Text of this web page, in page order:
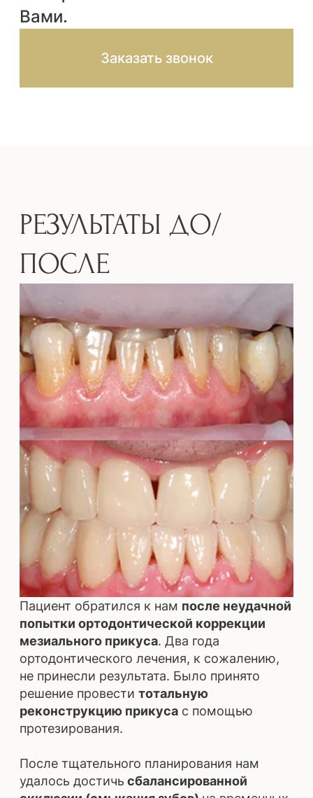
ДМС
следующих страховых компаний:
АО «СОГАЗ», АО
Гарантия», ПАО «САК
«Энергогарант», ПАО СК
«Росгосстрах», АО «ГСК «Югория»,
ООО «Вита-страхование», ООО «СК
«Альянс Жизнь»
ГАРАНТИЯ
На все импланты, установленные в
клинике Da Vinci, действует
пожизненная гарантия
производителя.
Подробные условия гарантии, Вы
можете уточнить по тел. +7 (3462)